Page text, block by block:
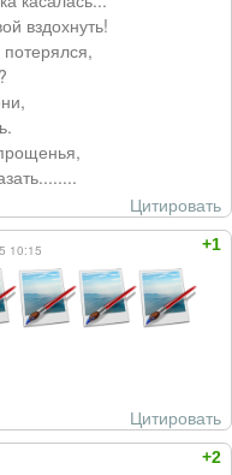
вздохнуть!
Цитировать
+1
10:15
Цитировать
+2